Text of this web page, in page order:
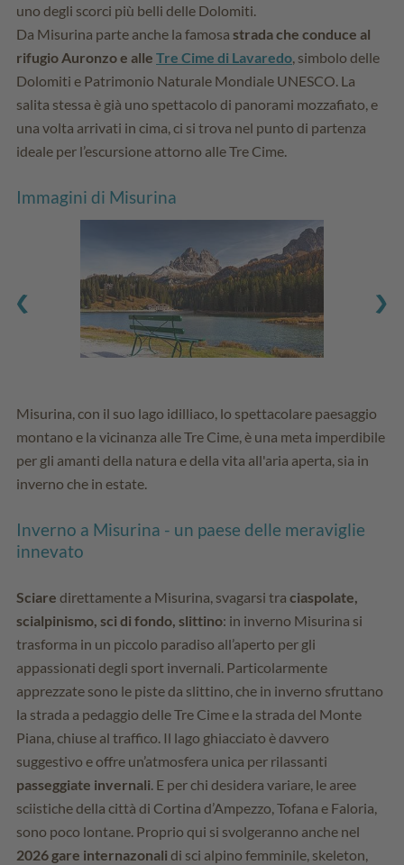
uno degli scorci più belli delle Dolomiti.
Da Misurina parte anche la famosa strada che conduce al
rifugio Auronzo e alle Tre Cime di Lavaredo , simbolo delle
Dolomiti e Patrimonio Naturale Mondiale UNESCO. La
salita stessa è già uno spettacolo di panorami mozzafiato, e
una volta arrivati in cima, ci si trova nel punto di partenza
ideale per l’escursione attorno alle Tre Cime.
Immagini di Misurina
Misurina, con il suo lago idilliaco, lo spettacolare paesaggio
montano e la vicinanza alle Tre Cime, è una meta imperdibile
per gli amanti della natura e della vita all'aria aperta, sia in
inverno che in estate.
Inverno a Misurina - un paese delle meraviglie
innevato
Sciare direttamente a Misurina, svagarsi tra ciaspolate,
scialpinismo, sci di fondo, slittino: in inverno Misurina si
trasforma in un piccolo paradiso all’aperto per gli
appassionati degli sport invernali. Particolarmente
apprezzate sono le piste da slittino, che in inverno sfruttano
la strada a pedaggio delle Tre Cime e la strada del Monte
Piana, chiuse al traffico. Il lago ghiacciato è davvero
suggestivo e offre un’atmosfera unica per rilassanti
passeggiate invernali . E per chi desidera variare, le aree
sciistiche della città di Cortina d’Ampezzo, Tofana e Faloria,
sono poco lontane. Proprio qui si svolgeranno anche nel
2026 gare internazonali di sci alpino femminile, skeleton,